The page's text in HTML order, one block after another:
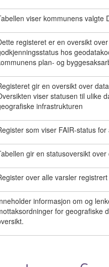
viser kommunens valgte
registeret er en oversikt
hos
plan- og
gir en oversikt over
viser statusen til ulike
infrastrukturen
som viser FAIR-status
gir en statusoversikt
over alle varsler
informasjon om og
for geografiske